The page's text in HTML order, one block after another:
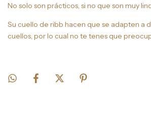
No solo son prácticos, si no que son muy
Su cuello de ribb hacen que se adapten a
cuellos, por lo cual no te tenes que